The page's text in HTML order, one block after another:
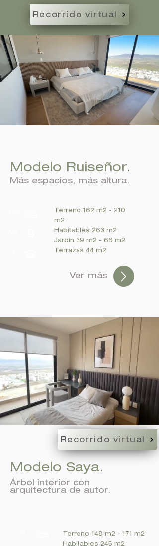
Recorrido virtual
Modelo Ruiseñor.
Más espacios, más altura.
Terreno 162 m2 - 210
m2
Habitables 263 m2
Jardín 39 m2 - 66 m2
Terrazas 44 m2
Ver más
Recorrido virtual
Modelo Saya.
Árbol interior con
arquitectura de autor.
Terreno 148 m2 - 171 m2
Habitables 245 m2